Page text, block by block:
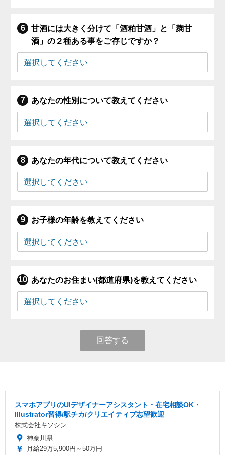
甘酒には大きく分けて「酒粕甘酒」と「麹甘
酒」の２種ある事をご存じですか？
あなたの性別について教えてください
あなたの年代について教えてください
お子様の年齢を教えてください
あなたのお住まい(都道府県)を教えてください
回答する
スマホアプリのUIデザイナーアシスタント・在宅相談OK・
Illustrator習得/駅チカ/クリエイティブ志望歓迎
株式会社キソシン
神奈川県
月給29万5,900円～50万円